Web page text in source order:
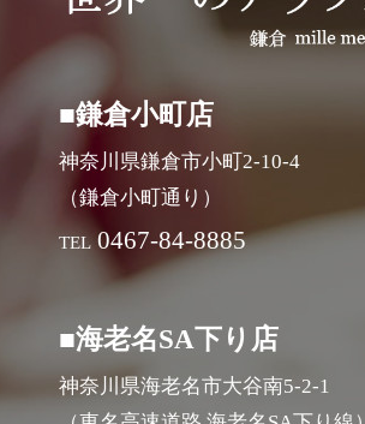
■鎌倉小町店
神奈川県鎌倉市小町2-10-4
（鎌倉小町通り）
TEL 0467-84-8885
■海老名SA下り店
神奈川県海老名市大谷南5-2-1